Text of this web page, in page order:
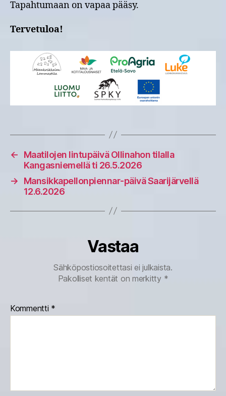
Tapahtumaan on vapaa pääsy.
Tervetuloa!
←
Maatilojen lintupäivä Ollinahon tilalla
Kangasniemellä ti 26.5.2026
→
Mansikkapellonpiennar-päivä Saarijärvellä
12.6.2026
Vastaa
Sähköpostiosoitettasi ei julkaista.
Pakolliset kentät on merkitty *
Kommentti *